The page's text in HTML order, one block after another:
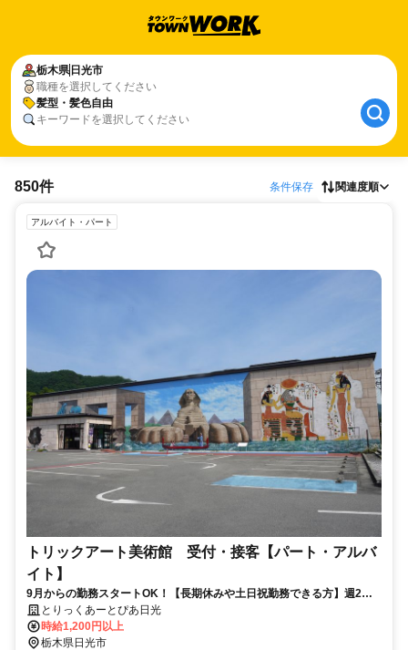
栃木県 日光市
職種を選択してください
髪型・髪色自由
キーワードを選択してください
850件 条件保存 関連度順
アルバイト・パート
トリックアート美術館 受付・接客【パート・アルバ
イト】
9月からの勤務スタートOK！【長期休みや土日祝勤務できる方】週2日
以上1日3h〜勤務OK｜20-30代女性活躍中！扶養内勤務OK｜Wワーク
OK｜日曜・祝日出勤はプラス50円UP！
とりっくあーとぴあ日光
時給1,200円以上
栃木県日光市